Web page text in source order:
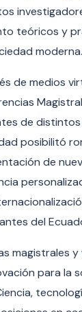
teóricos y
moderna.
de medios
de distintos
posibilitó
de
del
magistrales
para la